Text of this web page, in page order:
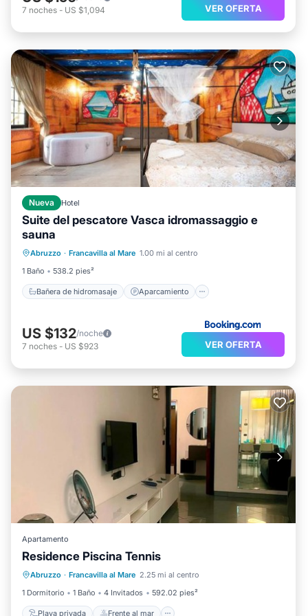
7 noches - US $1,094 VER OFERTA
Nueva Hotel
Suite del pescatore Vasca idromassaggio e
sauna
Abruzzo · Francavilla al Mare 1.00 mi al centro
1 Baño
538.2 pies²
Bañera de hidromasaje Aparcamiento
Piscina
Balcón/Terraza
US $132/noche
7 noches - US $923 VER OFERTA
Apartamento
Residence Piscina Tennis
Abruzzo · Francavilla al Mare 2.25 mi al centro
1 Dormitorio
1 Baño 4 Invitados 592.02 pies²
Playa privada Frente al mar
Playa privada
Frente al mar
Aparcamiento
Piscina